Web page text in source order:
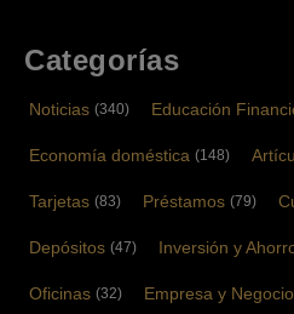
Categorías
Noticias (340) Educación
Economía doméstica (148)
Tarjetas (83) Préstamos (79)
Depósitos (47) Inversión y
Oficinas (32) Empresa y